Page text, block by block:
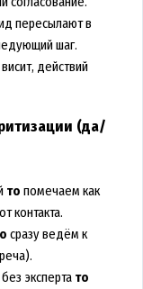
пересылают в
шаг.
действий
(да/
то помечаем как
контакта.
сразу ведём к
эксперта то